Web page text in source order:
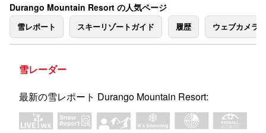
Durango Mountain Resort の人気ページ
雪レポート スキーリゾートガイド 履歴 ウェブカメラ
雪レーダー
最新の雪レポート Durango Mountain Resort: